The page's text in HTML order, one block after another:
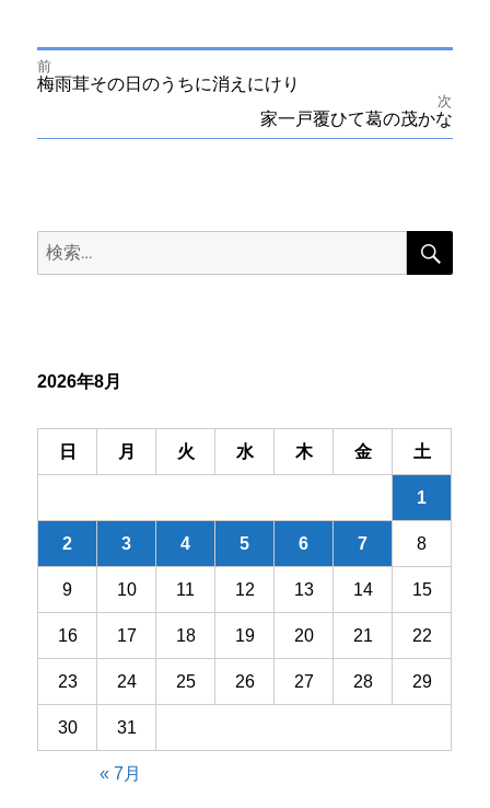
投
ゲ
ン
前
前
の
梅雨茸その日のうちに消えにけり
次
家一戸覆ひて葛の茂かな
検
索:
検
2026年8月
日 月 火 水 木 金 土
1
2 3 4 5 6 7 8
9 10 11 12 13 14 15
16 17 18 19 20 21 22
23 24 25 26 27 28 29
30 31
« 7月